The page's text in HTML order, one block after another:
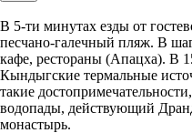
В 5-ти минутах езды от
песчано-галечный пляж. В
кафе, рестораны (Апацха). В
Кындыгские термальные
такие
водопады, действующий
монастырь.